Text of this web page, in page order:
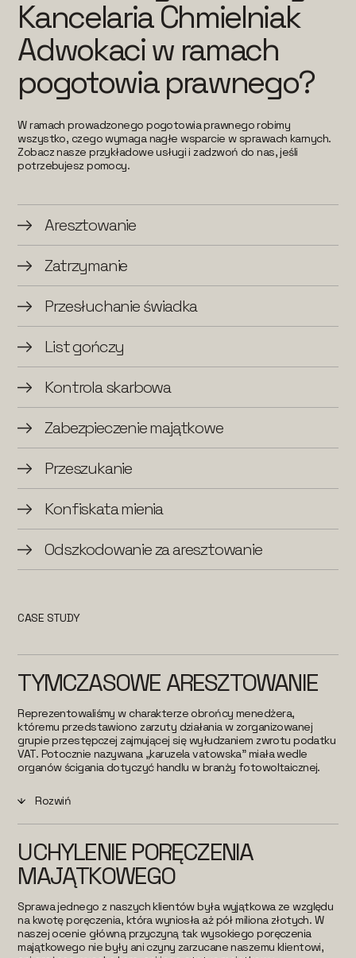
Kancelaria Chmielniak
Adwokaci w ramach
pogotowia prawnego?
W ramach prowadzonego pogotowia prawnego robimy
wszystko, czego wymaga nagłe wsparcie w sprawach karnych.
Zobacz nasze przykładowe usługi i zadzwoń do nas, jeśli
potrzebujesz pomocy.
Aresztowanie
Zatrzymanie
Przesłuchanie świadka
List gończy
Kontrola skarbowa
Zabezpieczenie majątkowe
Przeszukanie
Konfiskata mienia
Odszkodowanie za aresztowanie
CASE STUDY
TYMCZASOWE ARESZTOWANIE
Reprezentowaliśmy w charakterze obrońcy menedżera,
któremu przedstawiono zarzuty działania w zorganizowanej
grupie przestępczej zajmującej się wyłudzaniem zwrotu podatku
VAT. Potocznie nazywana „karuzela vatowska” miała wedle
organów ścigania dotyczyć handlu w branży fotowoltaicznej.
Rozwiń
UCHYLENIE PORĘCZENIA
MAJĄTKOWEGO
Sprawa jednego z naszych klientów była wyjątkowa ze względu
na kwotę poręczenia, która wyniosła aż pół miliona złotych. W
naszej ocenie główną przyczyną tak wysokiego poręczenia
majątkowego nie były ani czyny zarzucane naszemu klientowi,